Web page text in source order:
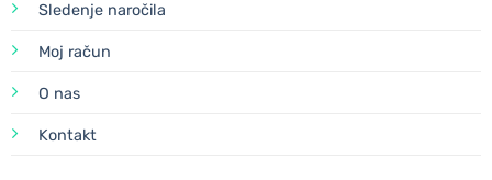
Sledenje naročila
Moj račun
O nas
Kontakt